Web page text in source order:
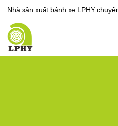
Nhà sản xuất bánh xe LPHY